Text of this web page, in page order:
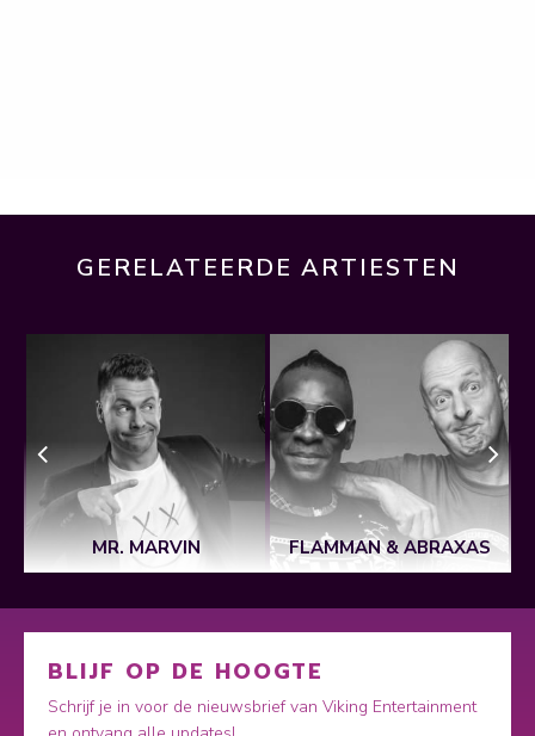
GERELATEERDE ARTIESTEN
MR. MARVIN FLAMMAN & ABRAXAS
BLIJF OP DE HOOGTE
Schrijf je in voor de nieuwsbrief van Viking Entertainment